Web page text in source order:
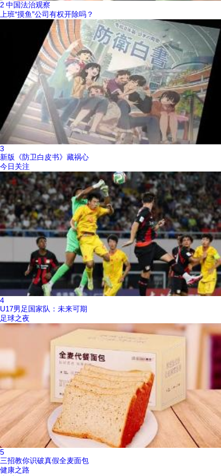
2 中国法治观察
上班“摸鱼”公司有权开除吗？
3
新版《防卫白皮书》藏祸心
今日关注
4
U17男足国家队：未来可期
足球之夜
5
三招教你识破真假全麦面包
健康之路